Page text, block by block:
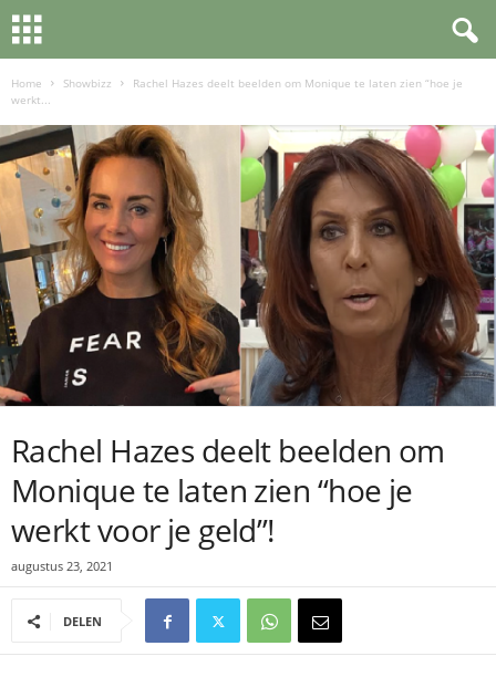
Home Showbizz
Rachel Hazes deelt beelden om Monique te laten zien “hoe je
werkt...
Rachel Hazes deelt beelden om
Monique te laten zien “hoe je
werkt voor je geld”!
augustus 23, 2021
DELEN